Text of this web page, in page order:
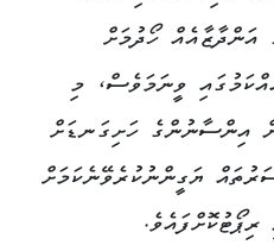
ހޯދުމަށް
ވީނަމަވެސް، މި
އިންސާނުންގެ ހަށިގަނޑަށް
ޔަގީންނުކުރެވޭނެކަމަށް